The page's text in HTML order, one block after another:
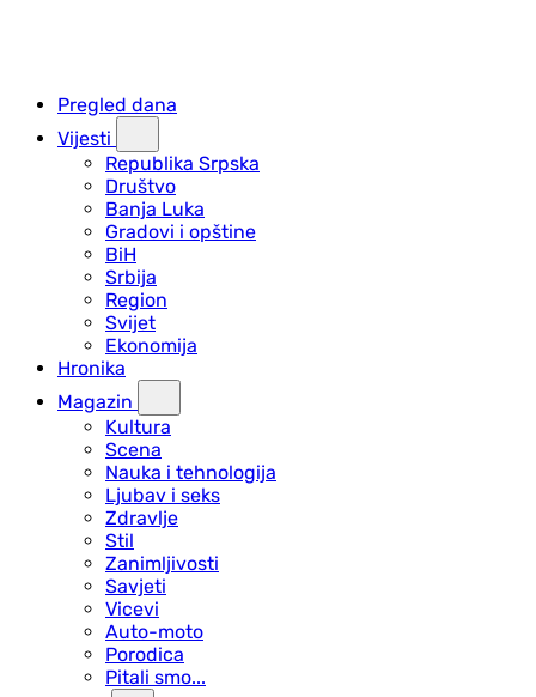
Pregled dana
Vijesti
Republika Srpska
Društvo
Banja Luka
Gradovi i opštine
BiH
Srbija
Region
Svijet
Ekonomija
Hronika
Magazin
Kultura
Scena
Nauka i tehnologija
Ljubav i seks
Zdravlje
Stil
Zanimljivosti
Savjeti
Vicevi
Auto-moto
Porodica
Pitali smo...